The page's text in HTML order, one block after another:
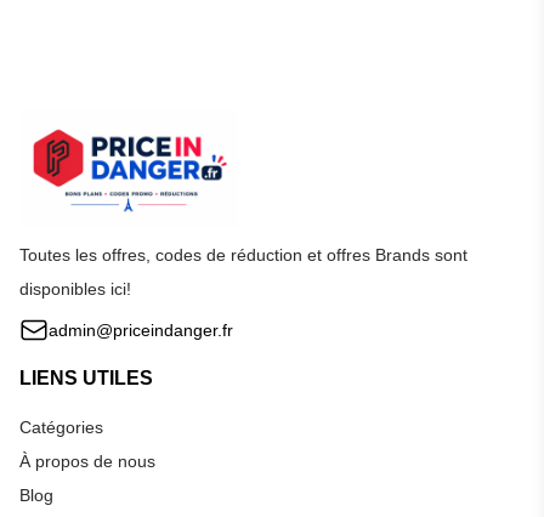
Toutes les offres, codes de réduction et offres Brands sont
disponibles ici!
admin@priceindanger.fr
LIENS UTILES
Catégories
À propos de nous
Blog